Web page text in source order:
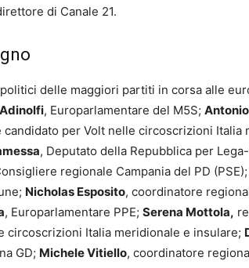
di Canale 21.
delle maggiori partiti in corsa alle
, Europarlamentare del M5S;
per Volt nelle circoscrizioni Italia
, Deputato della Repubblica per
regionale Campania del PD (PSE);
Nicholas Esposito, coordinatore
, Europarlamentare PPE; Serena Mottola,
circoscrizioni Italia meridionale e insulare;
GD; Michele Vitiello, coordinatore